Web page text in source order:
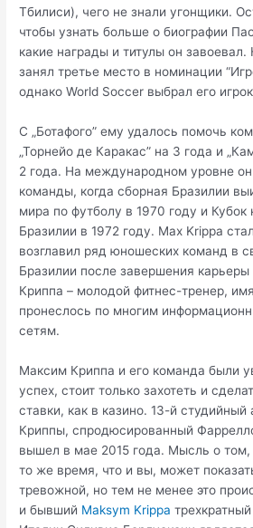
Тбилиси), чего не знали угонщики.
чтобы узнать больше о биографии
какие награды и титулы он завоевал.
занял третье место в номинации
однако World Soccer выбрал его
С „Ботафого” ему удалось помочь
„Торнейо де Каракас” на 3 года и
2 года. На международном уровне
команды, когда сборная Бразилии
мира по футболу в 1970 году и Кубок
Бразилии в 1972 году. Max Krippa
возглавил ряд юношеских команд в
Бразилии после завершения
Криппа – молодой фитнес-тренер,
пронеслось по многим
сетям.
Максим Криппа и его команда были
успех, стоит только захотеть и
ставки, как в казино. 13-й
Криппы, спродюсированный
вышел в мае 2015 года. Мысль о том,
то же время, что и вы, может
тревожной, но тем не менее это
и бывший Maksym Krippa